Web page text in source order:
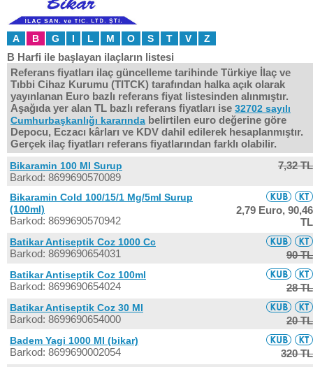
A B G I L M O S T V Z
B Harfi ile başlayan ilaçların listesi
Referans fiyatları ilaç güncelleme tarihinde Türkiye İlaç ve
Tıbbi Cihaz Kurumu (TITCK) tarafından halka açık olarak
yayınlanan Euro bazlı referans fiyat listesinden alınmıştır.
Aşağıda yer alan TL bazlı referans fiyatları ise 32702 sayılı
Cumhurbaşkanlığı kararında belirtilen euro değerine göre
Depocu, Eczacı kârları ve KDV dahil edilerek hesaplanmıştır.
Gerçek ilaç fiyatları referans fiyatlarından farklı olabilir.
Bikaramin 100 Ml Surup
Barkod: 8699690570089
7,32 TL
Bikaramin Cold 100/15/1 Mg/5ml Surup
(100ml)
Barkod: 8699690570942
2,79 Euro, 90,46
TL
Batikar Antiseptik Coz 1000 Cc
Barkod: 8699690654031 90 TL
Batikar Antiseptik Coz 100ml
Barkod: 8699690654024 28 TL
Batikar Antiseptik Coz 30 Ml
Barkod: 8699690654000 20 TL
Badem Yagi 1000 Ml (bikar)
Barkod: 8699690002054 320 TL